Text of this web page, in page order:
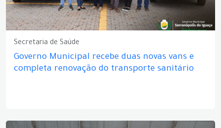
Secretaria de Saúde
Governo Municipal recebe duas novas vans e
completa renovação do transporte sanitário